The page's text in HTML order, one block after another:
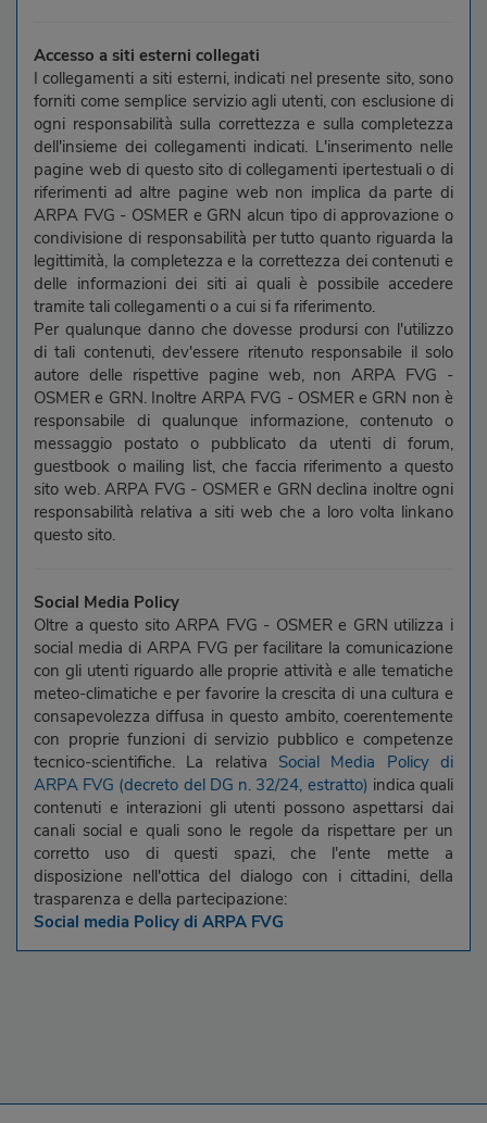
Accesso a siti esterni collegati
I collegamenti a siti esterni, indicati nel presente sito, sono
forniti come semplice servizio agli utenti, con esclusione di
ogni responsabilità sulla correttezza e sulla completezza
dell'insieme dei collegamenti indicati. L'inserimento nelle
pagine web di questo sito di collegamenti ipertestuali o di
riferimenti ad altre pagine web non implica da parte di
ARPA FVG - OSMER e GRN alcun tipo di approvazione o
condivisione di responsabilità per tutto quanto riguarda la
legittimità, la completezza e la correttezza dei contenuti e
delle informazioni dei siti ai quali è possibile accedere
tramite tali collegamenti o a cui si fa riferimento.
Per qualunque danno che dovesse prodursi con l'utilizzo
di tali contenuti, dev'essere ritenuto responsabile il solo
autore delle rispettive pagine web, non ARPA FVG -
OSMER e GRN. Inoltre ARPA FVG - OSMER e GRN non è
responsabile di qualunque informazione, contenuto o
messaggio postato o pubblicato da utenti di forum,
guestbook o mailing list, che faccia riferimento a questo
sito web. ARPA FVG - OSMER e GRN declina inoltre ogni
responsabilità relativa a siti web che a loro volta linkano
questo sito.
Social Media Policy
Oltre a questo sito ARPA FVG - OSMER e GRN utilizza i
social media di ARPA FVG per facilitare la comunicazione
con gli utenti riguardo alle proprie attività e alle tematiche
meteo-climatiche e per favorire la crescita di una cultura e
consapevolezza diffusa in questo ambito, coerentemente
con proprie funzioni di servizio pubblico e competenze
tecnico-scientifiche. La relativa Social Media Policy di
ARPA FVG (decreto del DG n. 32/24, estratto) indica quali
contenuti e interazioni gli utenti possono aspettarsi dai
canali social e quali sono le regole da rispettare per un
corretto uso di questi spazi, che l'ente mette a
disposizione nell'ottica del dialogo con i cittadini, della
trasparenza e della partecipazione:
Social media Policy di ARPA FVG